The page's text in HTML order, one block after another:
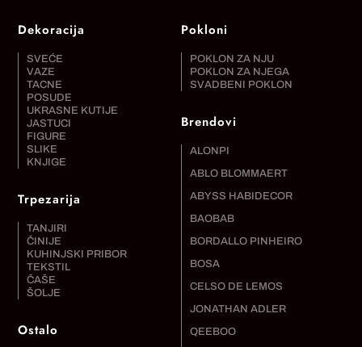
Dekoracija
SVEĆE
VAZE
TACNE
POSUDE
UKRASNE KUTIJE
JASTUCI
FIGURE
SLIKE
KNJIGE
Trpezarija
TANJIRI
ČINIJE
KUHINJSKI PRIBOR
TEKSTIL
ČAŠE
ŠOLJE
Ostalo
Pokloni
POKLON ZA NJU
POKLON ZA NJEGA
SVADBENI POKLON
Brendovi
ALONPI
ABLO BLOMMAERT
ABYSS HABIDECOR
BAOBAB
BORDALLO PINHEIRO
BOSA
CELSO DE LEMOS
JONATHAN ADLER
QEEBOO